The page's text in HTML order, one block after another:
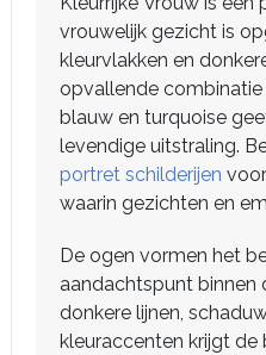
vrouwelijk gezicht is
kleurvlakken en
opvallende combinatie
blauw en turquoise
levendige uitstraling.
portret schilderijen
waarin gezichten en
De ogen vormen het
aandachtspunt binnen
donkere lijnen,
kleuraccenten krijgt de